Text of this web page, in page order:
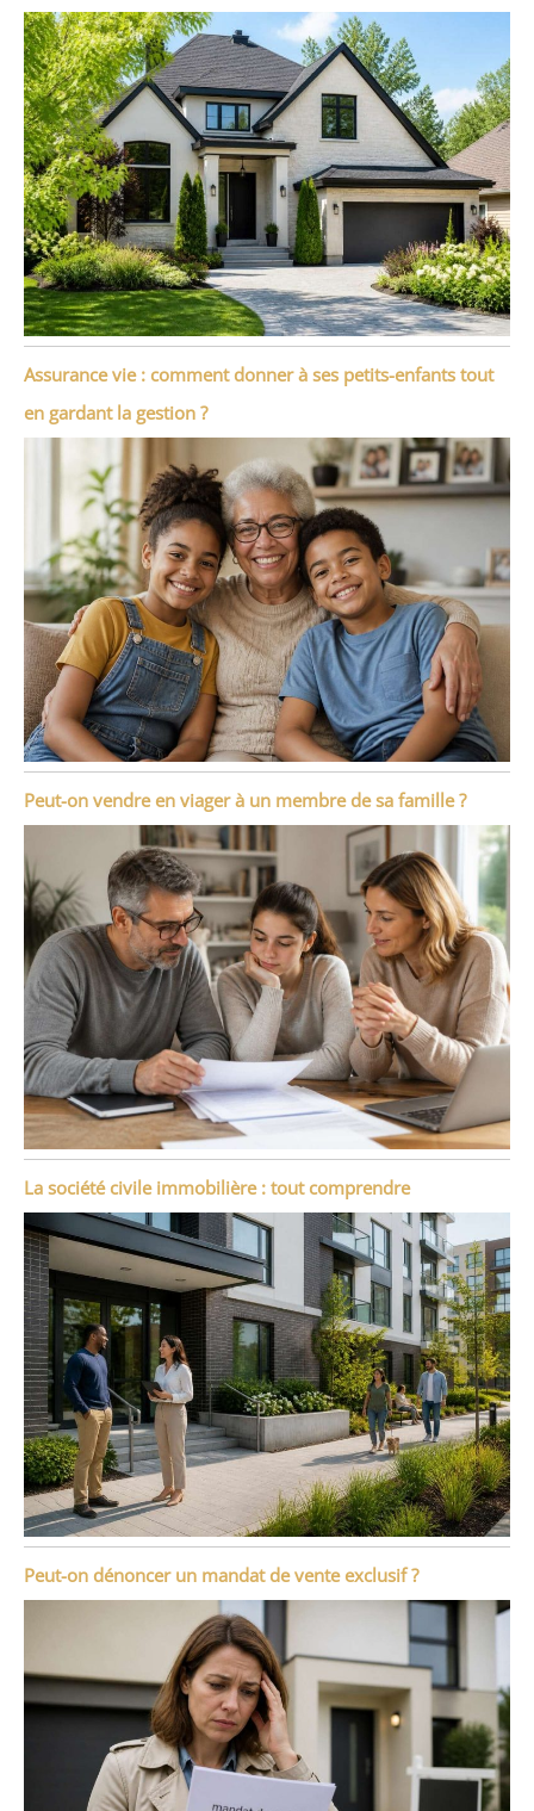
Assurance vie : comment donner à ses petits-enfants tout
en gardant la gestion ?
Peut-on vendre en viager à un membre de sa famille ?
La société civile immobilière : tout comprendre
Peut-on dénoncer un mandat de vente exclusif ?